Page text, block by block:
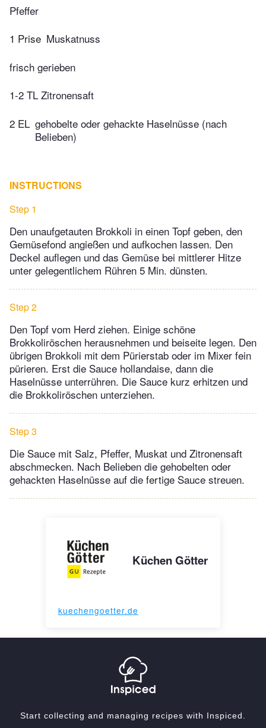
Pfeffer
1 Prise Muskatnuss
frisch gerieben
1-2 TL Zitronensaft
2 EL gehobelte oder gehackte Haselnüsse (nach
Belieben)
INSTRUCTIONS
Step 1
Den unaufgetauten Brokkoli in einen Topf geben, den
Gemüsefond angießen und aufkochen lassen. Den
Deckel auflegen und das Gemüse bei mittlerer Hitze
unter gelegentlichem Rühren 5 Min. dünsten.
Step 2
Den Topf vom Herd ziehen. Einige schöne
Brokkoliröschen herausnehmen und beiseite legen. Den
übrigen Brokkoli mit dem Pürierstab oder im Mixer fein
pürieren. Erst die Sauce hollandaise, dann die
Haselnüsse unterrühren. Die Sauce kurz erhitzen und
die Brokkoliröschen unterziehen.
Step 3
Die Sauce mit Salz, Pfeffer, Muskat und Zitronensaft
abschmecken. Nach Belieben die gehobelten oder
gehackten Haselnüsse auf die fertige Sauce streuen.
Küchen Götter
kuechengoetter.de
Start collecting and managing recipes with Inspiced.